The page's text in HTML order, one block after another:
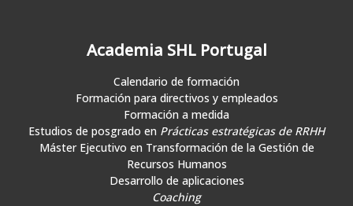
Academia SHL Portugal
Calendario de formación
Formación para directivos y empleados
Formación a medida
Estudios de posgrado en Prácticas estratégicas de RRHH
Máster Ejecutivo en Transformación de la Gestión de
Recursos Humanos
Desarrollo de aplicaciones
Coaching